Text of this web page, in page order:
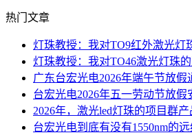
热门文章
灯珠教授：我对TO9红外激光灯
灯珠教授：我对TO46激光灯珠的
广东台宏光电2026年端午节放假
台宏光电2026年五一劳动节放假
2026年，激光led灯珠的项目群
台宏光电到底有没有1550nm的远